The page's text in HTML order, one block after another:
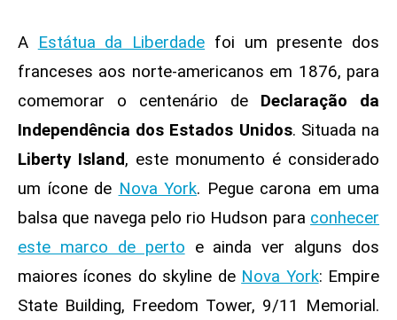
A Estátua da Liberdade foi um presente dos
franceses aos norte-americanos em 1876, para
comemorar o centenário de Declaração da
Independência dos Estados Unidos. Situada na
Liberty Island, este monumento é considerado
um ícone de Nova York. Pegue carona em uma
balsa que navega pelo rio Hudson para conhecer
este marco de perto e ainda ver alguns dos
maiores ícones do skyline de Nova York: Empire
State Building, Freedom Tower, 9/11 Memorial.